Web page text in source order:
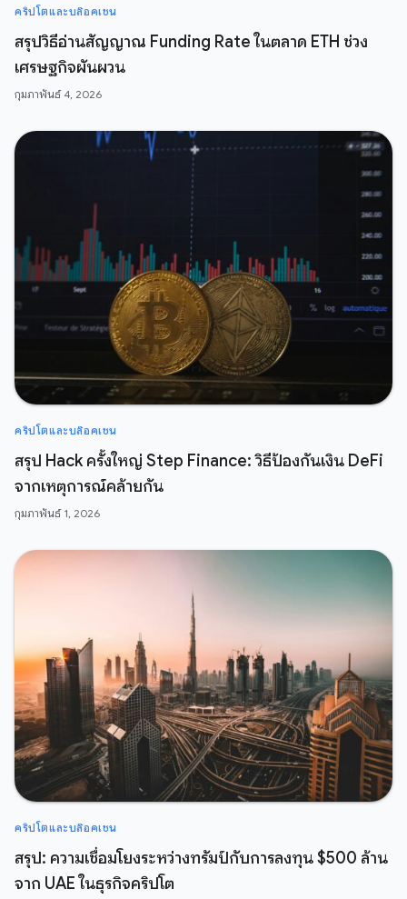
คริปโตและบล๊อคเชน
สรุปวิธีอ่านสัญญาณ Funding Rate ในตลาด ETH ช่วง
เศรษฐกิจผันผวน
กุมภาพันธ์ 4, 2026
คริปโตและบล๊อคเชน
สรุป Hack ครั้งใหญ่ Step Finance: วิธีป้องกันเงิน DeFi
จากเหตุการณ์คล้ายกัน
กุมภาพันธ์ 1, 2026
คริปโตและบล๊อคเชน
สรุป: ความเชื่อมโยงระหว่างทรัมป์กับการลงทุน $500 ล้าน
จาก UAE ในธุรกิจคริปโต